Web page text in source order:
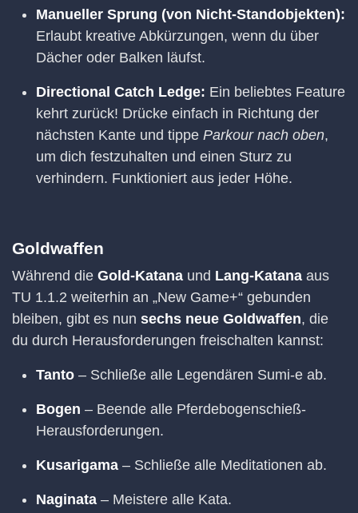
Manueller Sprung (von Nicht-Standobjekten):
Erlaubt kreative Abkürzungen, wenn du über
Dächer oder Balken läufst.
Directional Catch Ledge: Ein beliebtes Feature
kehrt zurück! Drücke einfach in Richtung der
nächsten Kante und tippe Parkour nach oben,
um dich festzuhalten und einen Sturz zu
verhindern. Funktioniert aus jeder Höhe.
Goldwaffen
Während die Gold-Katana und Lang-Katana aus
TU 1.1.2 weiterhin an „New Game+“ gebunden
bleiben, gibt es nun sechs neue Goldwaffen, die
du durch Herausforderungen freischalten kannst:
Tanto – Schließe alle Legendären Sumi-e ab.
Bogen – Beende alle Pferdebogenschieß-
Herausforderungen.
Kusarigama – Schließe alle Meditationen ab.
Naginata – Meistere alle Kata.